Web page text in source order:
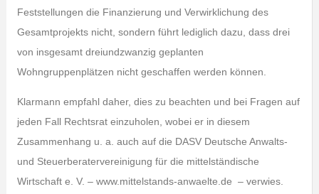
Feststellungen die Finanzierung und Verwirklichung des
Gesamtprojekts nicht, sondern führt lediglich dazu, dass drei
von insgesamt dreiundzwanzig geplanten
Wohngruppenplätzen nicht geschaffen werden können.
Klarmann empfahl daher, dies zu beachten und bei Fragen auf
jeden Fall Rechtsrat einzuholen, wobei er in diesem
Zusammenhang u. a. auch auf die DASV Deutsche Anwalts-
und Steuerberatervereinigung für die mittelständische
Wirtschaft e. V. – www.mittelstands-anwaelte.de – verwies.